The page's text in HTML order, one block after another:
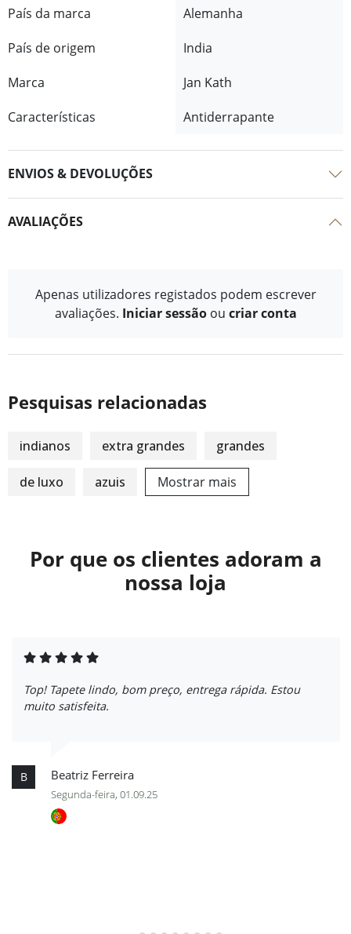
País da marca
Alemanha
País de origem
India
Marca
Jan Kath
Características
Antiderrapante
ENVIOS & DEVOLUÇÕES
AVALIAÇÕES
Apenas utilizadores registados podem escrever
avaliações. Iniciar sessão ou criar conta
Pesquisas relacionadas
indianos extra grandes grandes
de luxo azuis Mostrar mais
Por que os clientes adoram a
nossa loja
Top! Tapete lindo, bom preço, entrega rápida. Estou
muito satisfeita.
B Beatriz Ferreira
Segunda-feira, 01.09.25